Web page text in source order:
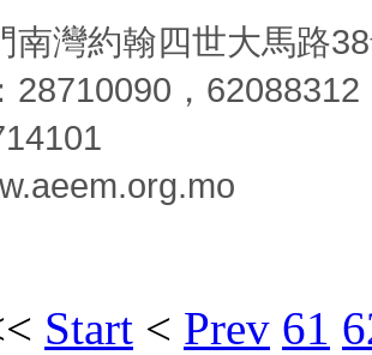
南灣約翰四世大馬路
28710090，62088312
Start < Prev 61